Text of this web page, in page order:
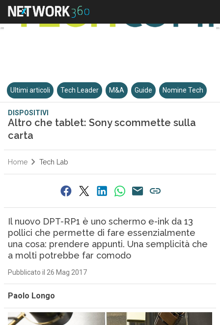
Ultimi articoli Tech Leader M&A Guide Nomine Tech
DISPOSITIVI
Altro che tablet: Sony scommette sulla
carta
Home Tech Lab
Il nuovo DPT-RP1 è uno schermo e-ink da 13
pollici che permette di fare essenzialmente
una cosa: prendere appunti. Una semplicità che
a molti potrebbe far comodo
Pubblicato il 26 Mag 2017
Paolo Longo